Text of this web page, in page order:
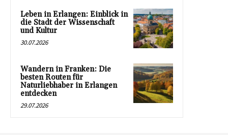
Leben in Erlangen: Einblick in
die Stadt der Wissenschaft
und Kultur
30.07.2026
Wandern in Franken: Die
besten Routen für
Naturliebhaber in Erlangen
entdecken
29.07.2026